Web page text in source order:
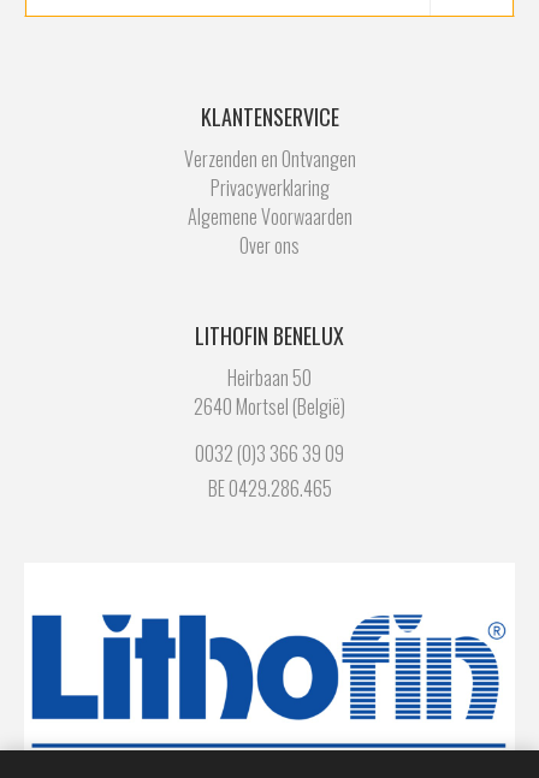
KLANTENSERVICE
Verzenden en Ontvangen
Privacyverklaring
Algemene Voorwaarden
Over ons
LITHOFIN BENELUX
Heirbaan 50
2640 Mortsel (België)
0032 (0)3 366 39 09
BE 0429.286.465